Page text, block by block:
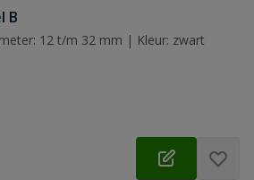
B
12 t/m 32 mm | Kleur: zwart